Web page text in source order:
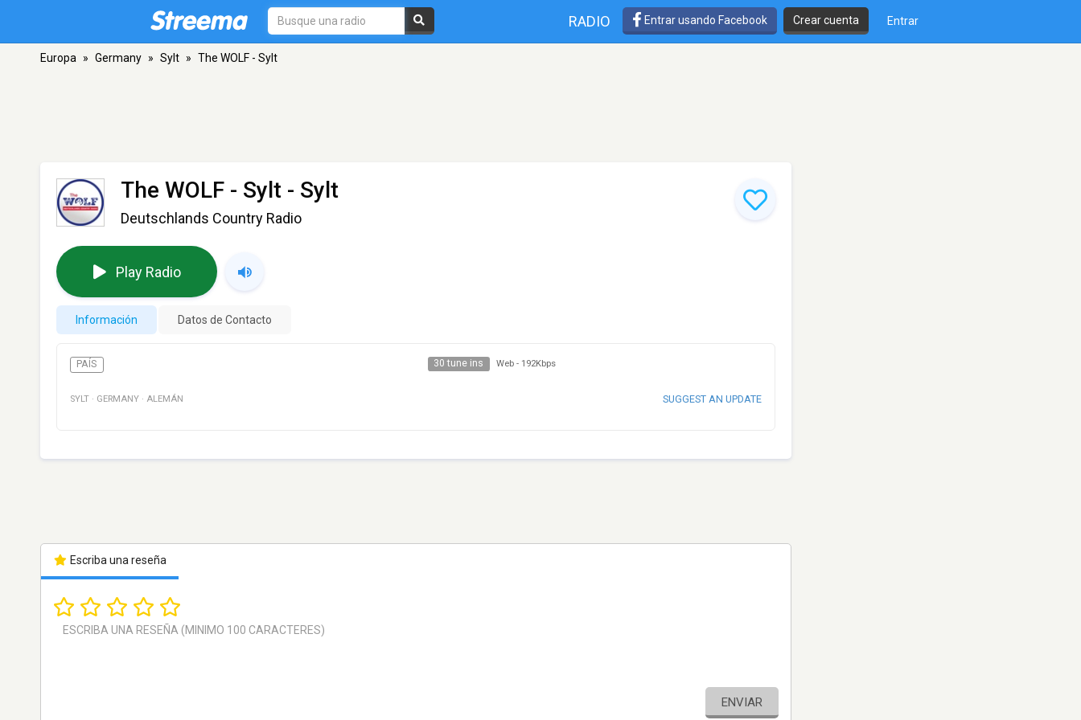
RADIO Entrar usando Facebook Crear cuenta Entrar
Europa » Germany » Sylt » The WOLF - Sylt
The WOLF - Sylt - Sylt
Deutschlands Country Radio
Play Radio
Información Datos de Contacto
PAÍS 30 tune ins Web - 192Kbps
SYLT · GERMANY · ALEMÁN SUGGEST AN UPDATE
Escriba una reseña
ENVIAR